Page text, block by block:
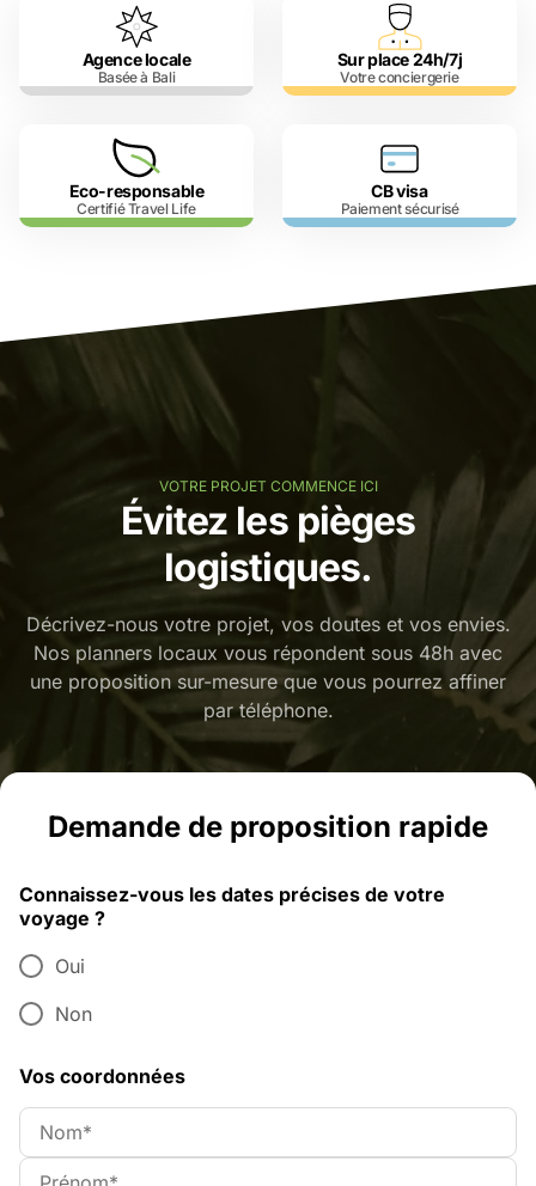
Agence locale
Basée à Bali
Sur place 24h/7j
Votre conciergerie
Eco-responsable
Certifié Travel Life
CB visa
Paiement sécurisé
VOTRE PROJET COMMENCE ICI
Évitez les pièges
logistiques.
Décrivez-nous votre projet, vos doutes et vos envies.
Nos planners locaux vous répondent sous 48h avec
une proposition sur-mesure que vous pourrez affiner
par téléphone.
Demande de proposition rapide
Connaissez-vous les dates précises de votre
voyage ?
Oui
Non
Vos coordonnées